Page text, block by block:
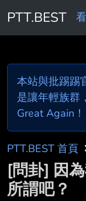
PTT.BEST
本站與批踢踢
是讓年輕族群
Great Again！
PTT.BEST 首頁
[問卦] 因
所謂吧？